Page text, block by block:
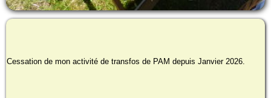
Cessation de mon activité de transfos de PAM depuis Janvier 2026.